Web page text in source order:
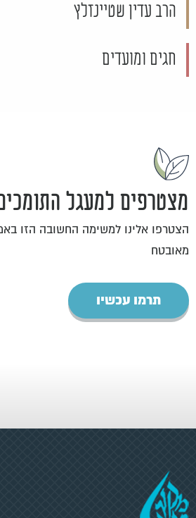
הרב עדין שטיינזלץ
חגים ומועדים
מצטרפים למעגל
הצטרפו אלינו למשימה החשובה הזו
מאובטח
תרמו עכשיו